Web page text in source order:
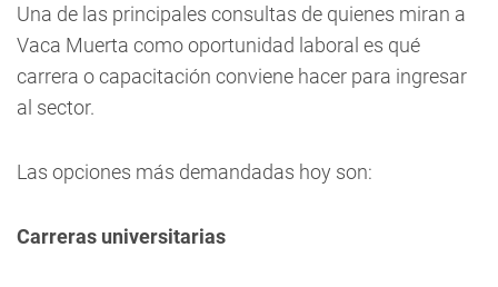
Una de las principales consultas de quienes miran a
Vaca Muerta como oportunidad laboral es qué
carrera o capacitación conviene hacer para ingresar
al sector.
Las opciones más demandadas hoy son:
Carreras universitarias